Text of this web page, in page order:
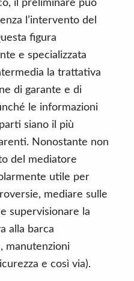
il preliminare può
l’intervento del
figura
e specializzata
la trattativa
di garante e di
le informazioni
siano il più
Nonostante non
del mediatore
utile per
mediare sulle
supervisionare la
alla barca
manutenzioni
e così via).